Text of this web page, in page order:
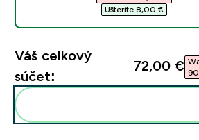
Ušteríte 8,00 €‎
Váš celkový
súčet:
72,00 €‎